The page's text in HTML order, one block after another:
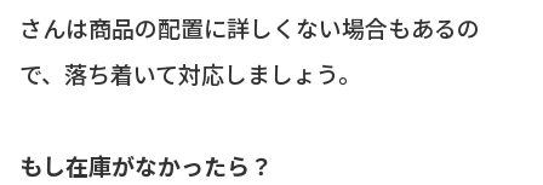
さんは商品の配置に詳しくない場合もあるの
で、落ち着いて対応しましょう。
もし在庫がなかったら？